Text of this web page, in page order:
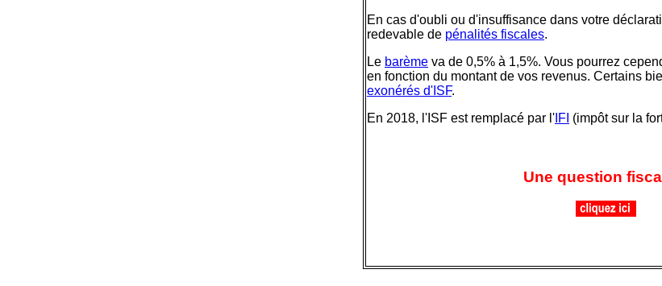
En cas d'oubli ou d'insuffisance dans votre
redevable de pénalités fiscales.
Le barème va de 0,5% à 1,5%. Vous pourrez
en fonction du montant de vos revenus. Certains
exonérés d'ISF.
En 2018, l'ISF est remplacé par l' IFI (impôt sur la
Une question